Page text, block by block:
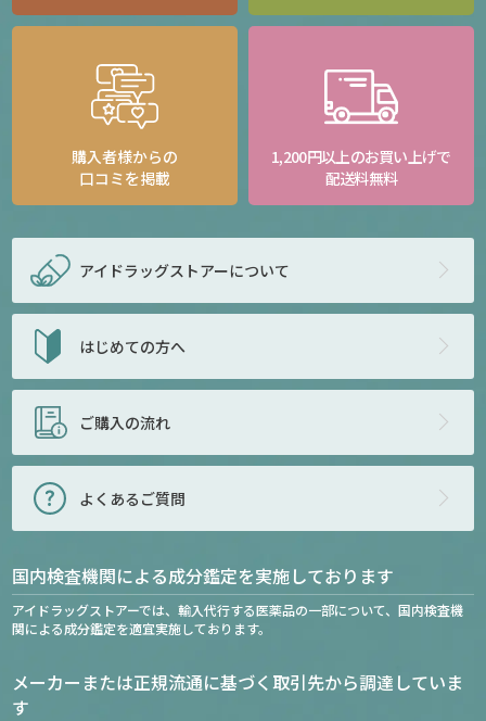
購入者様からの
口コミを掲載
1,200円以上のお買い上げで
配送料無料
アイドラッグストアーについて
はじめての方へ
ご購入の流れ
よくあるご質問
国内検査機関による成分鑑定を実施しております
アイドラッグストアーでは、輸入代行する医薬品の一部について、国内検査機
関による成分鑑定を適宜実施しております。
メーカーまたは正規流通に基づく取引先から調達していま
す